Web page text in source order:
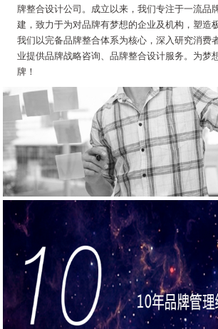
牌整合设计公司。成立以来，我们专注于一流品
建，致力于为对品牌有梦想的企业及机构，塑造
我们以完备品牌整合体系为核心，深入研究消费
业提供品牌战略咨询、品牌整合设计服务。为梦
牌！